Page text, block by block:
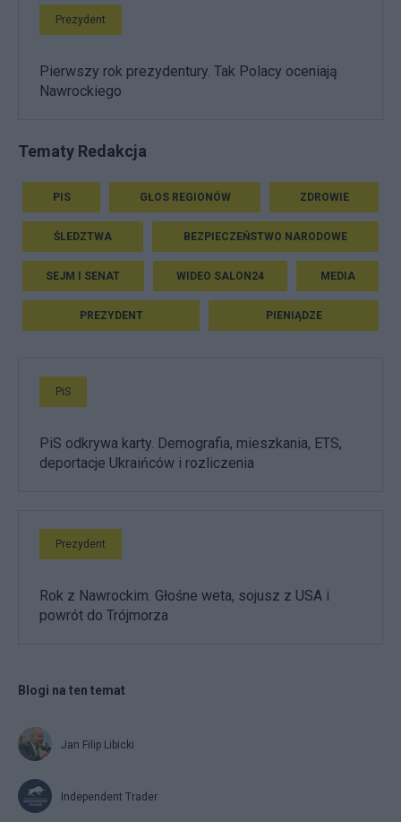
Prezydent
Pierwszy rok prezydentury. Tak Polacy oceniają
Nawrockiego
Tematy Redakcja
PIS GŁOS REGIONÓW ZDROWIE
ŚLEDZTWA BEZPIECZEŃSTWO NARODOWE
SEJM I SENAT WIDEO SALON24 MEDIA
PREZYDENT PIENIĄDZE
PiS
PiS odkrywa karty. Demografia, mieszkania, ETS,
deportacje Ukraińców i rozliczenia
Prezydent
Rok z Nawrockim. Głośne weta, sojusz z USA i
powrót do Trójmorza
Blogi na ten temat
Jan Filip Libicki
Independent Trader